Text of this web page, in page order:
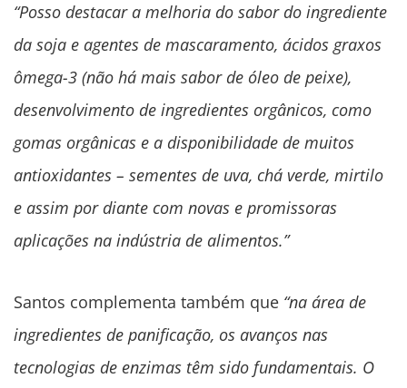
“Posso destacar a melhoria do sabor do ingrediente
da soja e agentes de mascaramento, ácidos graxos
ômega-3 (não há mais sabor de óleo de peixe),
desenvolvimento de ingredientes orgânicos, como
gomas orgânicas e a disponibilidade de muitos
antioxidantes – sementes de uva, chá verde, mirtilo
e assim por diante com novas e promissoras
aplicações na indústria de alimentos.”
Santos complementa também que “na área de
ingredientes de panificação, os avanços nas
tecnologias de enzimas têm sido fundamentais. O